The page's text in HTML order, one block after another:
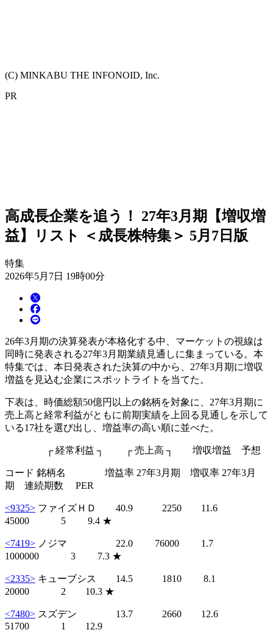
(C) MINKABU THE INFONOID, Inc.
PR
高成長企業を追う！ 27年3月期【増収増
益】リスト ＜成長株特集＞ 5月7日版
特集
2026年5月7日 19時00分
26年3月期の決算発表が本格化する中、マーケットの視線は
同時に発表される27年3月期業績見通しに集まっている。本
特集では、本日発表された決算の中から、27年3月期に増収
増益を見込む企業にスポットライトを当てた。
下表は、時価総額50億円以上の銘柄を対象に、27年3月期に
売上高と経常利益がともに前期実績を上回る見通しを示して
いる17社を選び出し、増益率の高い順に並べた。
┌ 経常利益 ┐ ┌ 売上高 ┐ 増収増益 予想
コード 銘柄名 増益率 27年3月期 増収率 27年3月
期 連続期数 PER
<9325> ファイズＨＤ 40.9 2250 11.6
45000 5 9.4 ★
<7419> ノジマ 22.0 76000 1.7
1000000 3 7.3 ★
<2335> キューブシス 14.5 1810 8.1
20000 2 10.3 ★
<7480> スズデン 13.7 2660 12.6
51700 1 12.9